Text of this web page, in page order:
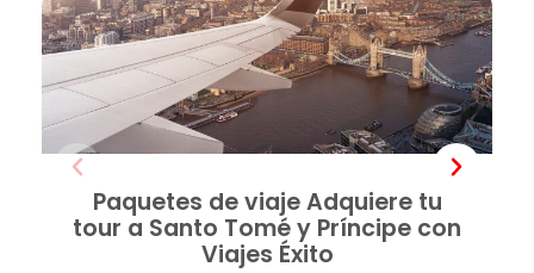
Paquetes de viaje Adquiere tu
tour a Santo Tomé y Príncipe con
Viajes Éxito